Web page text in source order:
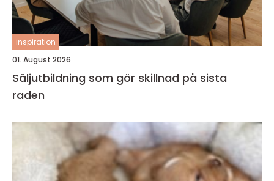
inspiration
01. August 2026
Säljutbildning som gör skillnad på sista
raden